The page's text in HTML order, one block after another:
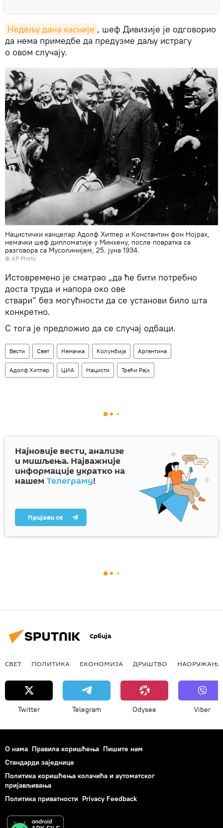
Недељу дана касније , шеф Дивизије је одговорио
да нема примедбе да предузме даљу истрагу
о овом случају.
Нацистички канцелар Адолф Хитлер и Константин фон Нојрах,
немачки шеф дипломатије у Минхену, после повратка са
разговора са Мусолинијем, 25. јуна 1934.
© AP Photo
Истовремено је сматрао „да ће бити потребно
доста труда и напора око ове
ствари“ без могућности да се установи било шта
конкретно.
С тога је предложио да се случај одбаци.
Вести Свет Немачка Колумбија Аргентина
Адолф Хитлер ЦИА Нацисти Трећи Рајх
Најновије вести, анализе
и мишљења. Најважније
информације укратко на
нашем Телеграму!
Пријави се
Србија
СВЕТ ПОЛИТИКА ЕКОНОМИЈА ДРУШТВО НАОРУЖАЊЕ
Twitter Telegram Odysee Viber
О нама Правила коришћења Пишите нам
Стандарди заједнице
Политика коришћења колачића и аутоматског
пријављивања
Политика приватности Privacy Feedback